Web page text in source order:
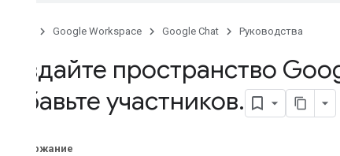
Google Workspace Google Chat Руководства
Создайте пространство
добавьте участников.
Содержание